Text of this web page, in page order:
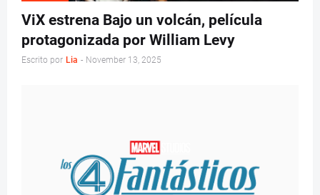
ViX estrena Bajo un volcán, película
protagonizada por William Levy
Escrito por Lia - November 13, 2025